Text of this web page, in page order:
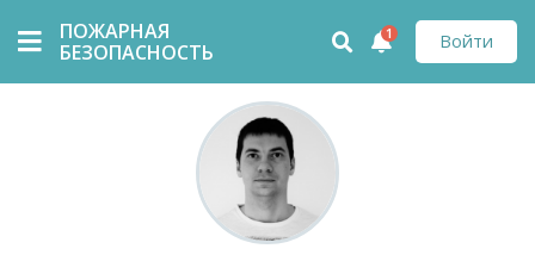
ПОЖАРНАЯ
БЕЗОПАСНОСТЬ
Войти
1